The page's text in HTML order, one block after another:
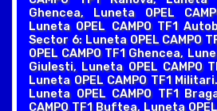
Ghencea, Luneta OPEL
Luneta OPEL CAMPO TF1
Sector 6: Luneta OPEL CAMPO
OPEL CAMPO TF1 Ghencea,
Giulesti, Luneta OPEL CAMPO
Luneta OPEL CAMPO TF1
Luneta OPEL CAMPO TF1
CAMPO TF1 Buftea, Luneta